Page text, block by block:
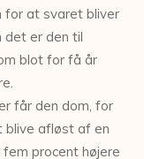
for at svaret bliver
det er den til
blot for få år
får den dom, for
blive afløst af en
procent højere